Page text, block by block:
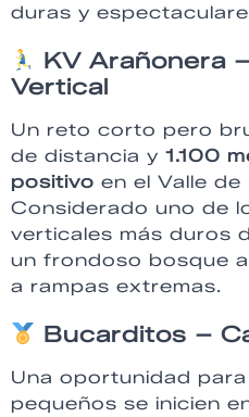
duras y
KV Arañonera
Vertical
Un reto corto pero
de distancia y 1.100
positivo en el Valle de
Considerado uno de
verticales más duros
un frondoso bosque
a rampas extremas.
Bucarditos –
Una oportunidad
pequeños se inicien